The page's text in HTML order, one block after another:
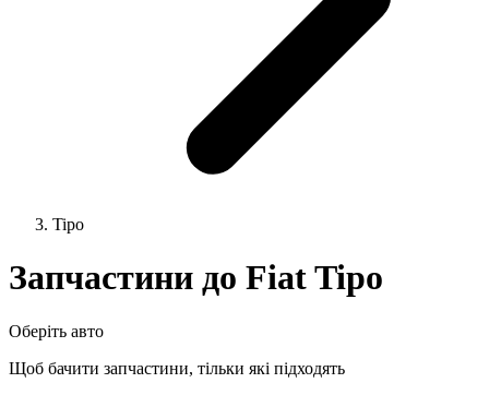
Tipo
Запчастини до Fiat Tipo
Оберіть авто
Щоб бачити запчастини, тільки які підходять